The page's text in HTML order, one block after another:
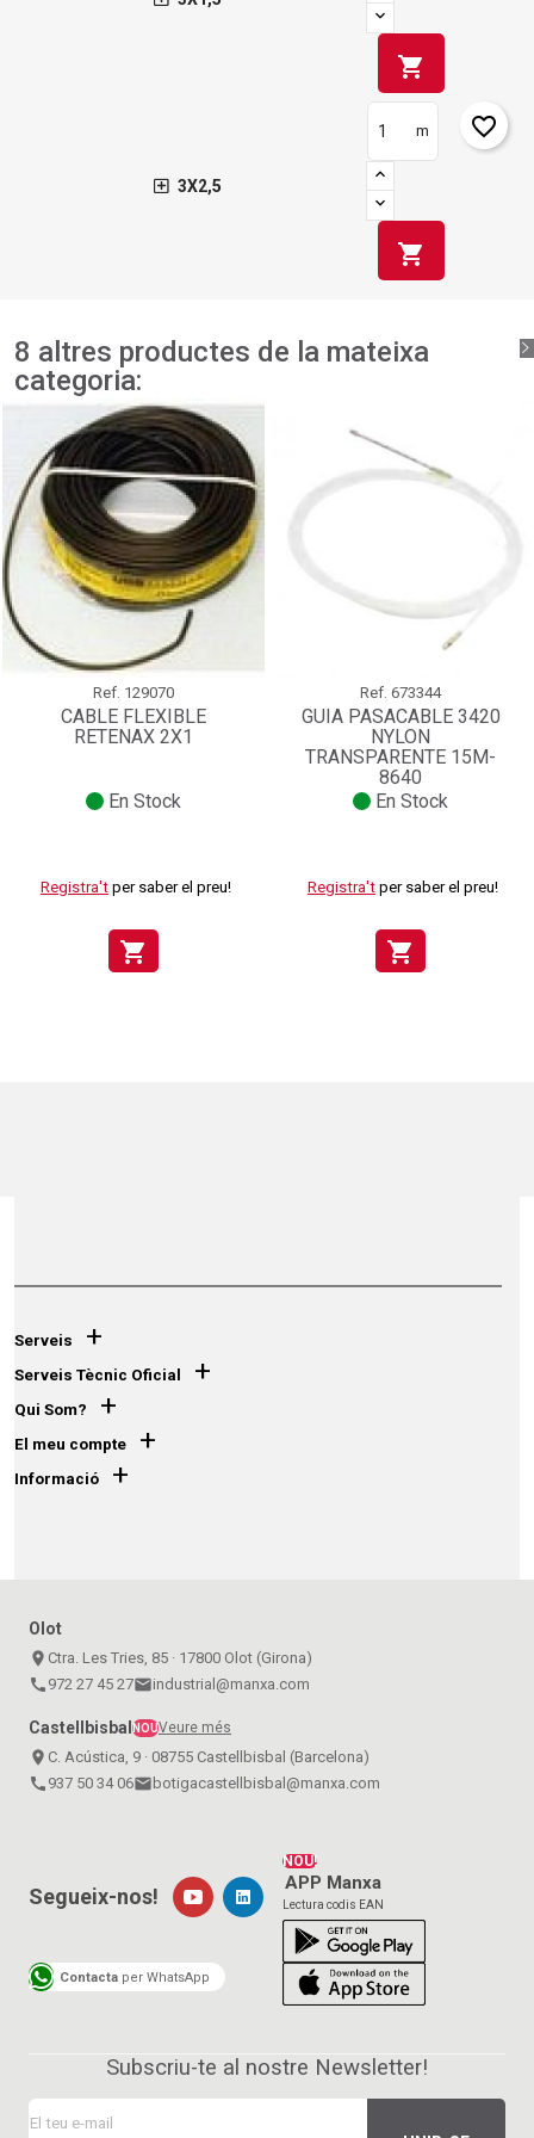
shopping_cart
3X2,5
m
shopping_cart
favorite_border
8 altres productes de la mateixa
categoria:
Ref. 129070
CABLE FLEXIBLE
RETENAX 2X1
En Stock
Registra't per saber el preu!
shopping_cart
Ref. 673344
GUIA PASACABLE 3420
NYLON
TRANSPARENTE 15M-
8640
En Stock
Registra't per saber el preu!
shopping_cart
Serveis +
Serveis Tècnic Oficial +
Qui Som? +
El meu compte +
Informació +
Olot
place Ctra. Les Tries, 85 · 17800 Olot (Girona)
call 972 27 45 27emailindustrial@manxa.com
CastellbisbalNOUVeure més
place C. Acústica, 9 · 08755 Castellbisbal (Barcelona)
call 937 50 34 06emailbotigacastellbisbal@manxa.com
NOU!
APP Manxa
Lectura codis EAN
Segueix-nos!
Contacta per WhatsApp
Subscriu-te al nostre Newsletter!